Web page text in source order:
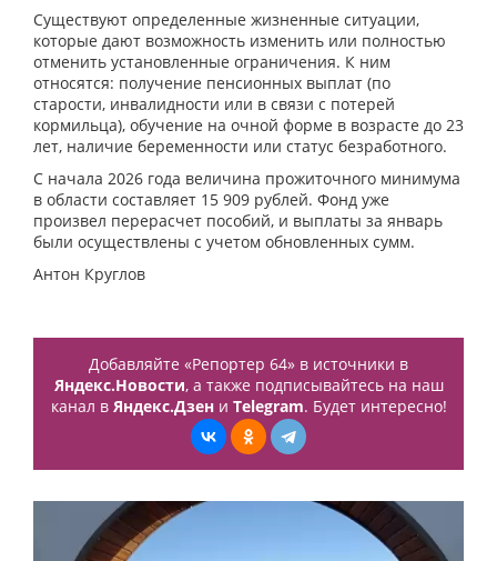
Существуют определенные жизненные ситуации,
которые дают возможность изменить или полностью
отменить установленные ограничения. К ним
относятся: получение пенсионных выплат (по
старости, инвалидности или в связи с потерей
кормильца), обучение на очной форме в возрасте до 23
лет, наличие беременности или статус безработного.
С начала 2026 года величина прожиточного минимума
в области составляет 15 909 рублей. Фонд уже
произвел перерасчет пособий, и выплаты за январь
были осуществлены с учетом обновленных сумм.
Антон Круглов
Добавляйте «Репортер 64» в источники в
Яндекс.Новости, а также подписывайтесь на наш
канал в Яндекс.Дзени Telegram. Будет интересно!